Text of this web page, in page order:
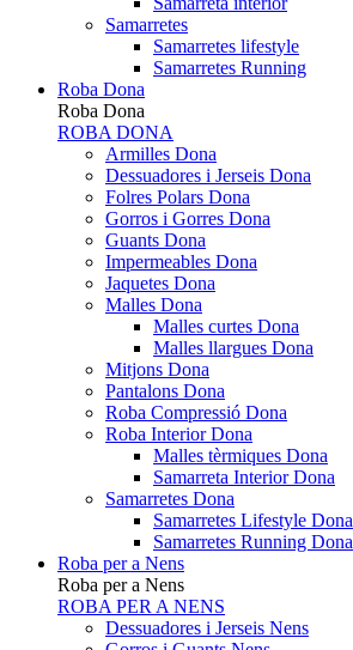
Samarretes
Samarretes lifestyle
Samarretes Running
Roba Dona
Roba Dona
ROBA DONA
Armilles Dona
Dessuadores i Jerseis Dona
Folres Polars Dona
Gorros i Gorres Dona
Guants Dona
Impermeables Dona
Jaquetes Dona
Malles Dona
Malles curtes Dona
Malles llargues Dona
Mitjons Dona
Pantalons Dona
Roba Compressió Dona
Roba Interior Dona
Malles tèrmiques Dona
Samarreta Interior Dona
Samarretes Dona
Samarretes Lifestyle Dona
Samarretes Running Dona
Roba per a Nens
Roba per a Nens
ROBA PER A NENS
Dessuadores i Jerseis Nens